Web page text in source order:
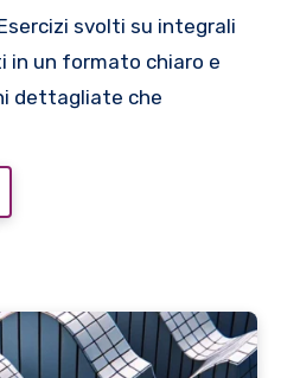
svolti su integrali
in un formato chiaro e
dettagliate che